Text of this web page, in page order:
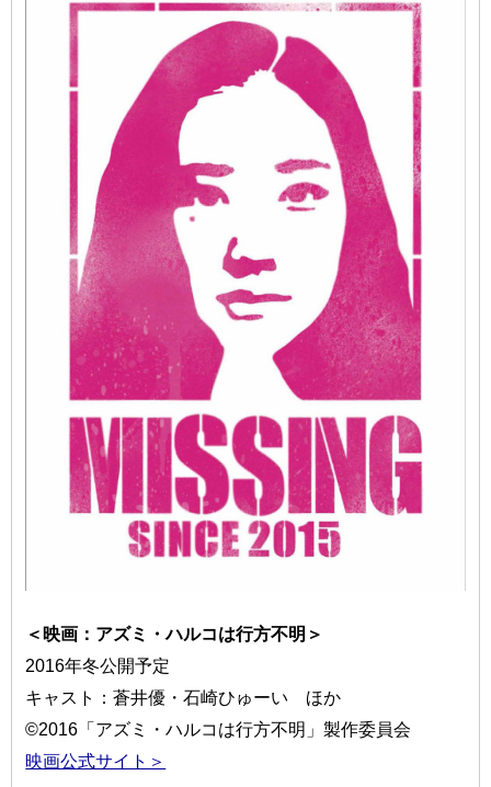
＜映画：アズミ・ハルコは行方不明＞
2016年冬公開予定
キャスト：蒼井優・石崎ひゅーい ほか
©2016 「アズミ・ハルコは行方不明」製作委員会
映画公式サイト＞